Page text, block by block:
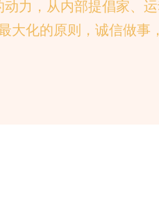
力，从内部提倡家、
化的原则，诚信做事